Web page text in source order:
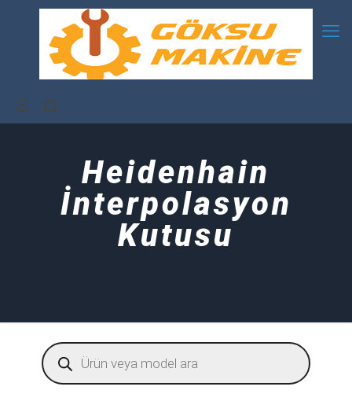
Heidenhain
İnterpolasyon
Kutusu
Products
search